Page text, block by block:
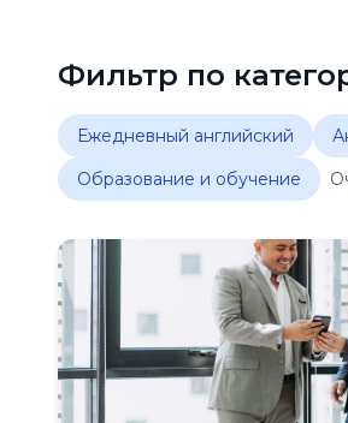
Фильтр по
Ежедневный английский
Образование и обучение